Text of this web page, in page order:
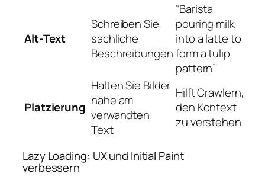
Alt-Text
Schreiben Sie
sachliche
Beschreibungen
“Barista
pouring milk
into a latte to
form a tulip
pattern”
Platzierung
Halten Sie Bilder
nahe am
verwandten
Text
Hilft Crawlern,
den Kontext
zu verstehen
Lazy Loading: UX und Initial Paint
verbessern